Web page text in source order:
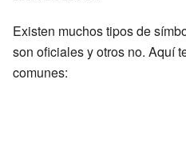
Existen muchos tipos de
son oficiales y otros no. Aquí
comunes: